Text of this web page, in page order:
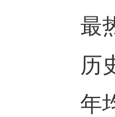
最
历
年